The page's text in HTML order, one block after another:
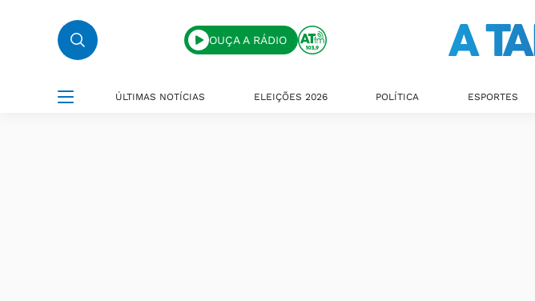
OUÇA A RÁDIO
ÚLTIMAS NOTÍCIAS ELEIÇÕES 2026 POLÍTICA ESPORTES